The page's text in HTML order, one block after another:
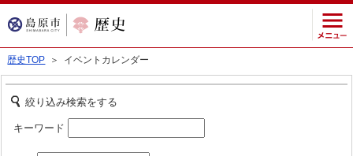
歴史TOP ＞ イベントカレンダー
絞り込み検索をする
キーワード